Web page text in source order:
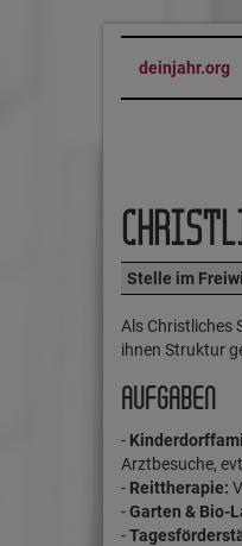
deinjahr.org
Stelle im
Als Christliches
ihnen Struktur
AUFGABEN
-
Arztbesuche,
- Reittherapie:
-Garten & Bio-
-